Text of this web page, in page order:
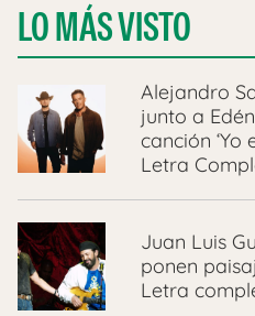
LO MÁS VISTO
Alejandro
junto a
canción ‘Yo
Letra
Juan Luis
ponen
Letra